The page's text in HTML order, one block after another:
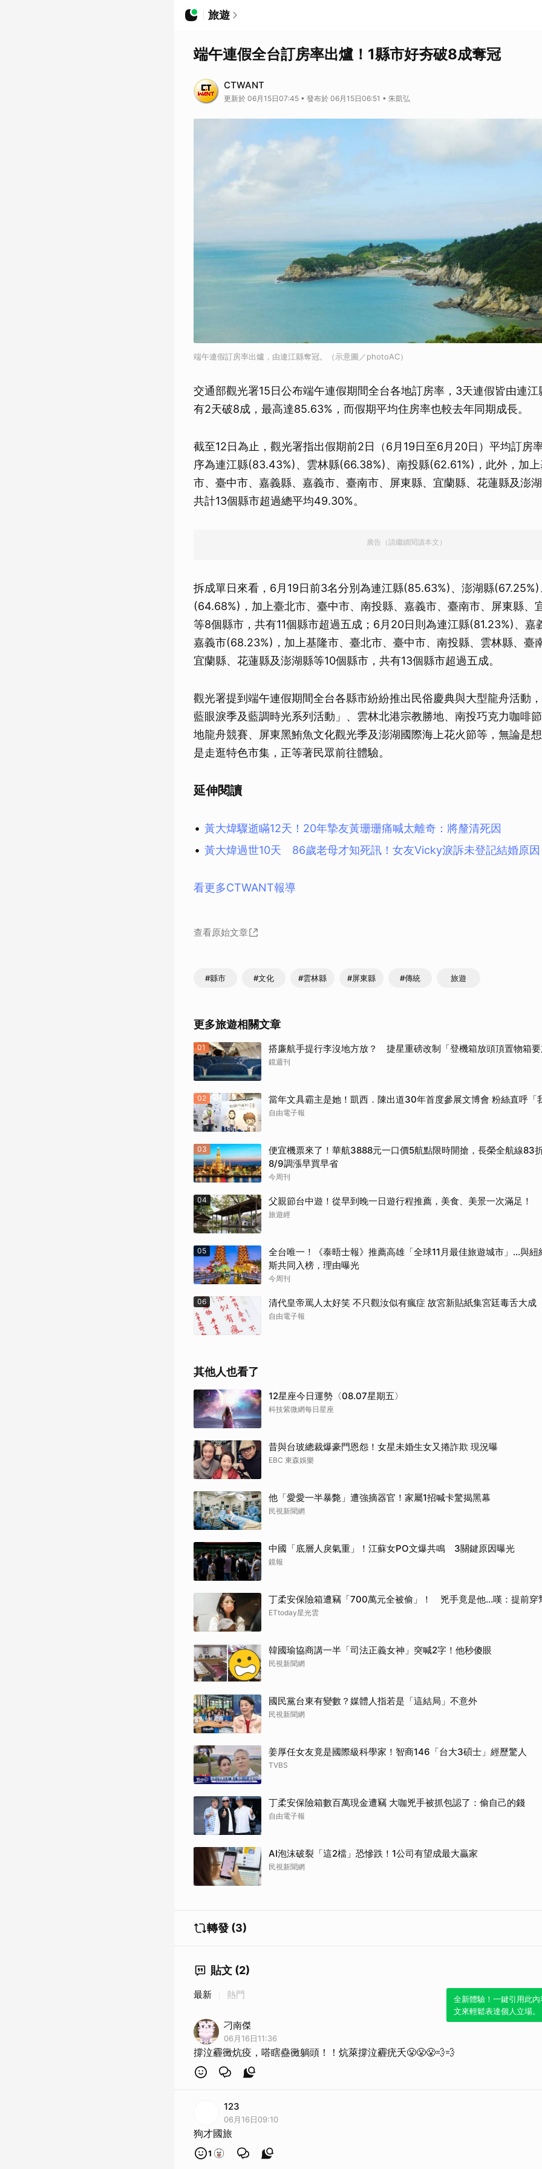
旅遊
端午連假全台訂房率出爐！1縣市好夯破8成奪冠
CTWANT
更新於 06月15日07:45 • 發布於 06月15日06:51 • 朱凱弘
端午連假訂房率出爐，由連江縣奪冠。（示意圖／photoAC）
交通部觀光署15日公布端午連假期間全台各地訂房率，3天連假皆由連
有2天破8成，最高達85.63%，而假期平均住房率也較去年同期成長。
截至12日為止，觀光署指出假期前2日（6月19日至6月20日）平均訂房
序為連江縣(83.43%)、雲林縣(66.38%)、南投縣(62.61%)，此外，加
市、臺中市、嘉義縣、嘉義市、臺南市、屏東縣、宜蘭縣、花蓮縣及澎
共計13個縣市超過總平均49.30%。
廣告（請繼續閱讀本文）
拆成單日來看，6月19日前3名分別為連江縣(85.63%)、澎湖縣
(64.68%)，加上臺北市、臺中市、南投縣、嘉義市、臺南市、屏東縣、
等8個縣市，共有11個縣市超過五成；6月20日則為連江縣(81.23%)、
嘉義市(68.23%)，加上基隆市、臺北市、臺中市、南投縣、雲林縣、臺
宜蘭縣、花蓮縣及澎湖縣等10個縣市，共有13個縣市超過五成。
觀光署提到端午連假期間全台各縣市紛紛推出民俗慶典與大型龍舟活動
藍眼淚季及藍調時光系列活動」、雲林北港宗教勝地、南投巧克力咖啡
地龍舟競賽、屏東黑鮪魚文化觀光季及澎湖國際海上花火節等，無論是
是走逛特色市集，正等著民眾前往體驗。
延伸閱讀
黃大煒驟逝瞞12天！20年摯友黃珊珊痛喊太離奇：將釐清死因
黃大煒過世10天 86歲老母才知死訊！女友Vicky淚訴未登記結婚原因
看更多CTWANT報導
查看原始文章
#縣市 #文化 #雲林縣 #屏東縣 #傳統 旅遊
更多旅遊相關文章
01 搭廉航手提行李沒地方放？ 捷星重磅改制「登機箱放頭頂置物箱
鏡週刊
02 當年文具霸主是她！凱西．陳出道30年首度參展文博會 粉絲直呼「
自由電子報
03
便宜機票來了！華航3888元一口價5航點限時開搶，長榮全航線83
8/9調漲早買早省
今周刊
04 父親節台中遊！從早到晚一日遊行程推薦，美食、美景一次滿足！
旅遊經
05
全台唯一！《泰晤士報》推薦高雄「全球11月最佳旅遊城市」…與紐
斯共同入榜，理由曝光
今周刊
06 清代皇帝罵人太好笑 不只觀汝似有瘋症 故宮新貼紙集宮廷毒舌大成
自由電子報
其他人也看了
12星座今日運勢〈08.07星期五〉
科技紫微網每日星座
昔與台玻總裁爆豪門恩怨！女星未婚生女又捲詐欺 現況曝
EBC 東森娛樂
他「愛愛一半暴斃」遭強摘器官！家屬1招喊卡驚揭黑幕
民視新聞網
中國「底層人戾氣重」！江蘇女PO文爆共鳴 3關鍵原因曝光
鏡報
丁柔安保險箱遭竊「700萬元全被偷」！ 兇手竟是他...嘆：提前穿
ETtoday星光雲
韓國瑜協商講一半「司法正義女神」突喊2字！他秒傻眼
民視新聞網
國民黨台東有變數？媒體人指若是「這結局」不意外
民視新聞網
姜厚任女友竟是國際級科學家！智商146「台大3碩士」經歷驚人
TVBS
丁柔安保險箱數百萬現金遭竊 大咖兇手被抓包認了：偷自己的錢
自由電子報
AI泡沫破裂「這2檔」恐慘跌！1公司有望成最大贏家
民視新聞網
轉發 (3)
貼文 (2)
全新體驗！一鍵引用此
文來輕鬆表達個人立場。
最新 熱門
刁南傑
06月16日11:36
撐泣霾黴炕疫，嗒瞎蠱黴躺頭！！炕萊撐泣霾疣夭😤😤😤💨💨
123
06月16日09:10
狗才國旅
1